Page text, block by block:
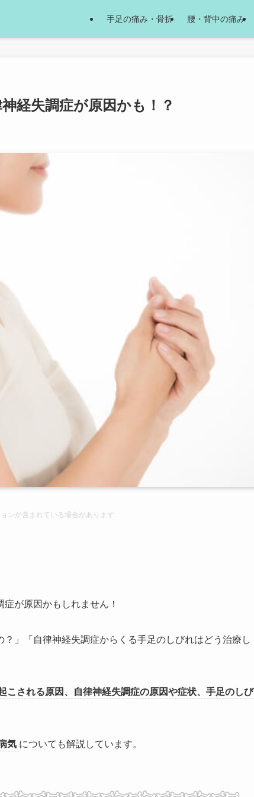
手足の痛み・骨折 腰・背中の痛み
経失調症が原因かも！？
ンが含まれている場合があります
が原因かもしれません！
」「自律神経失調症からくる手足のしびれはどう治療し
こされる原因、自律神経失調症の原因や症状、手足のしび
気 についても解説しています。